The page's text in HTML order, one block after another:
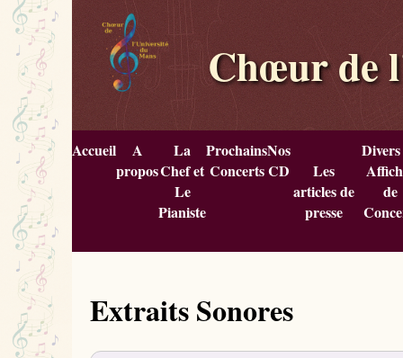
Chœur de
Accueil
A
propos
La
Chef et
Le
Pianiste
Prochains
Concerts
Nos
CD
Divers
Les
articles de
presse
de
Extraits Sonores